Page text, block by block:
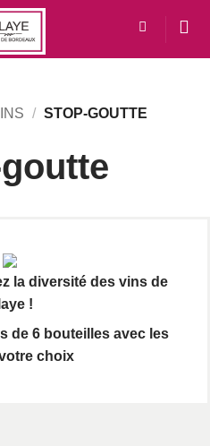
/ STOP-GOUTTE
la diversité des vins de
!
de 6 bouteilles avec les
choix